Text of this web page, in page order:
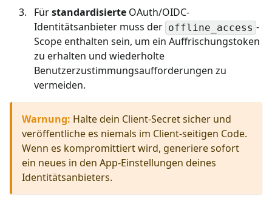
Fürstandardisierte OAuth/OIDC-
Identitätsanbieter muss der offline_access -
Scope enthalten sein, um ein Auffrischungstoken
zu erhalten und wiederholte
Benutzerzustimmungsaufforderungen zu
vermeiden.
Warnung: Halte dein Client-Secret sicher und
veröffentliche es niemals im Client-seitigen Code.
Wenn es kompromittiert wird, generiere sofort
ein neues in den App-Einstellungen deines
Identitätsanbieters.